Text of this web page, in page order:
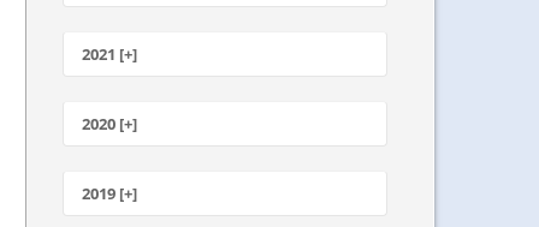
2021 [+]
October
July
2020 [+]
January
2019 [+]